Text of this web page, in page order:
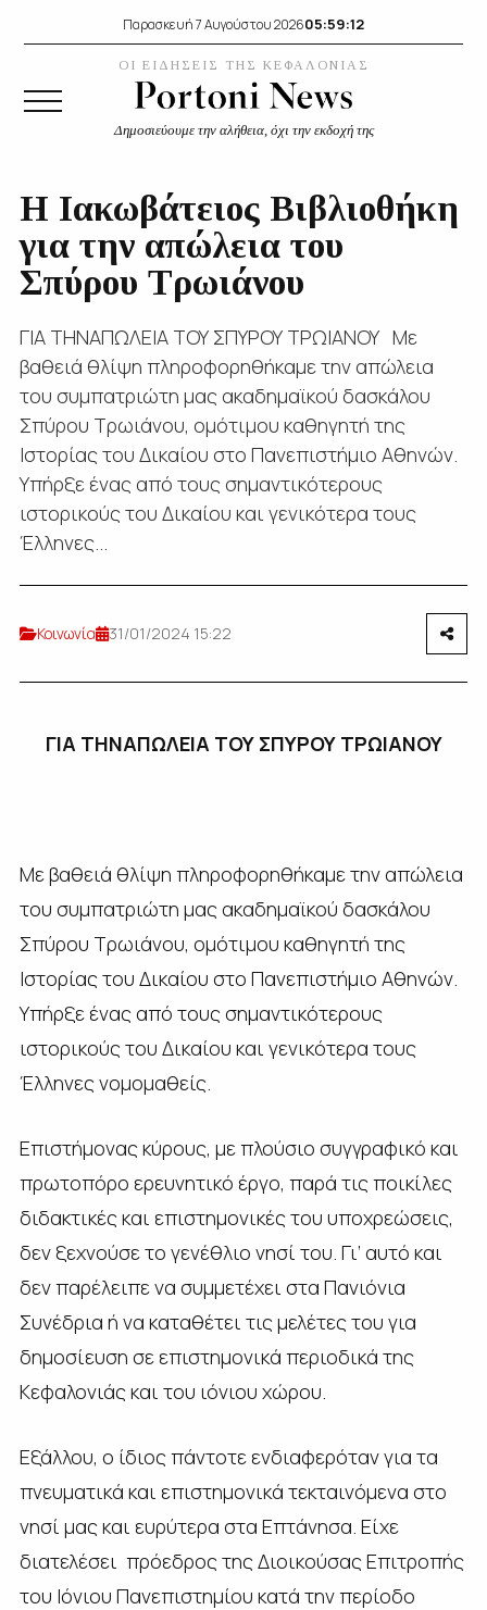
Παρασκευή 7 Αυγούστου 202605:59:13
ΟΙ ΕΙΔΗΣΕΙΣ ΤΗΣ ΚΕΦΑΛΟΝΙΑΣ
Δημοσιεύουμε την αλήθεια, όχι την εκδοχή της
Η Ιακωβάτειος Βιβλιοθήκη
για την απώλεια του
Σπύρου Τρωιάνου
ΓΙΑ ΤΗΝΑΠΩΛΕΙΑ ΤΟΥ ΣΠΥΡΟΥ ΤΡΩΙΑΝΟΥ Με
βαθειά θλίψη πληροφορηθήκαμε την απώλεια
του συμπατριώτη μας ακαδημαϊκού δασκάλου
Σπύρου Τρωιάνου, ομότιμου καθηγητή της
Ιστορίας του Δικαίου στο Πανεπιστήμιο Αθηνών.
Υπήρξε ένας από τους σημαντικότερους
ιστορικούς του Δικαίου και γενικότερα τους
Έλληνες...
Κοινωνία 31/01/2024 15:22
ΓΙΑ ΤΗΝΑΠΩΛΕΙΑ ΤΟΥ ΣΠΥΡΟΥ ΤΡΩΙΑΝΟΥ
Με βαθειά θλίψη πληροφορηθήκαμε την απώλεια
του συμπατριώτη μας ακαδημαϊκού δασκάλου
Σπύρου Τρωιάνου, ομότιμου καθηγητή της
Ιστορίας του Δικαίου στο Πανεπιστήμιο Αθηνών.
Υπήρξε ένας από τους σημαντικότερους
ιστορικούς του Δικαίου και γενικότερα τους
Έλληνες νομομαθείς.
Επιστήμονας κύρους, με πλούσιο συγγραφικό και
πρωτοπόρο ερευνητικό έργο, παρά τις ποικίλες
διδακτικές και επιστημονικές του υποχρεώσεις,
δεν ξεχνούσε το γενέθλιο νησί του. Γι’ αυτό και
δεν παρέλειπε να συμμετέχει στα Πανιόνια
Συνέδρια ή να καταθέτει τις μελέτες του για
δημοσίευση σε επιστημονικά περιοδικά της
Κεφαλονιάς και του ιόνιου χώρου.
Εξάλλου, ο ίδιος πάντοτε ενδιαφερόταν για τα
πνευματικά και επιστημονικά τεκταινόμενα στο
νησί μας και ευρύτερα στα Επτάνησα. Είχε
διατελέσει πρόεδρος της Διοικούσας Επιτροπής
του Ιόνιου Πανεπιστημίου κατά την περίοδο